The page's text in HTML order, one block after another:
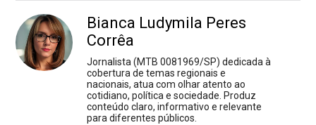
Bianca Ludymila Peres
Corrêa
Jornalista (MTB 0081969/SP) dedicada à
cobertura de temas regionais e
nacionais, atua com olhar atento ao
cotidiano, política e sociedade. Produz
conteúdo claro, informativo e relevante
para diferentes públicos.